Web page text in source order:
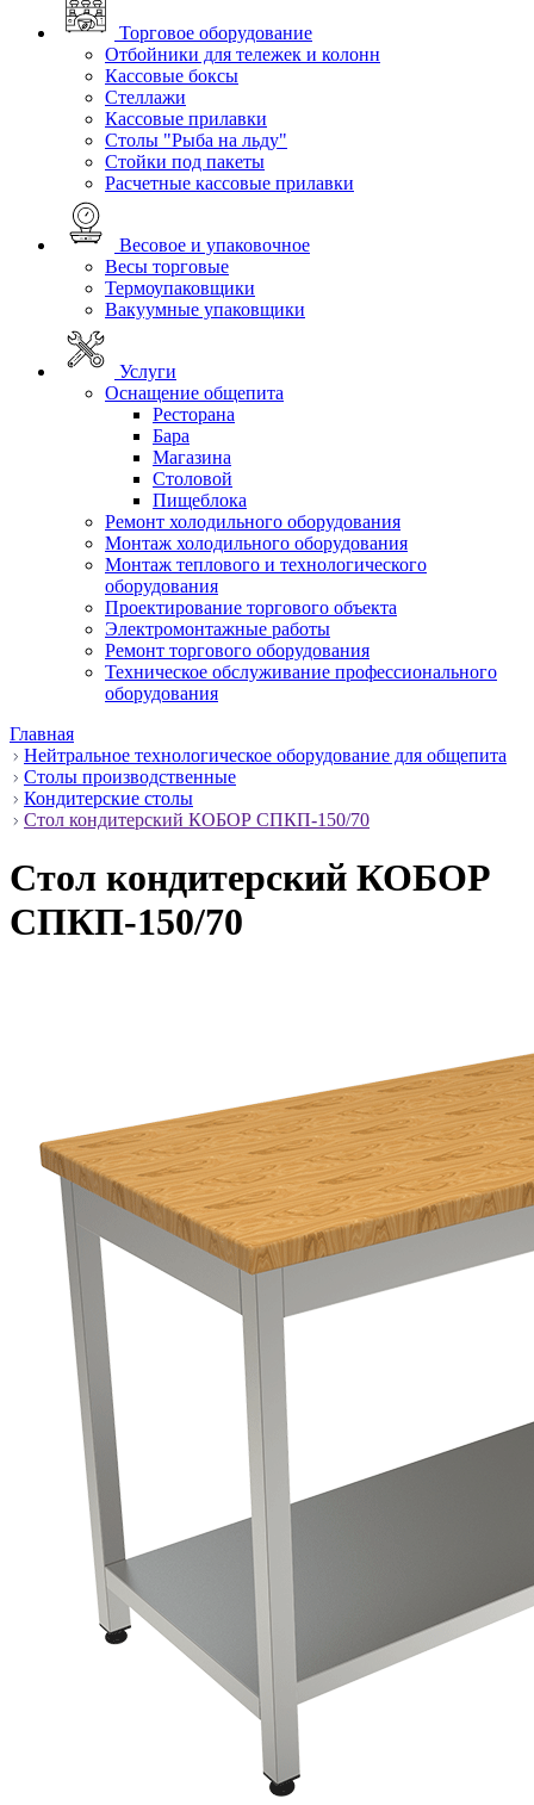
Торговое оборудование
Отбойники для тележек и колонн
Кассовые боксы
Стеллажи
Кассовые прилавки
Столы "Рыба на льду"
Стойки под пакеты
Расчетные кассовые прилавки
Весовое и упаковочное
Весы торговые
Термоупаковщики
Вакуумные упаковщики
Услуги
Оснащение общепита
Ресторана
Бара
Магазина
Столовой
Пищеблока
Ремонт холодильного оборудования
Монтаж холодильного оборудования
Монтаж теплового и технологического
оборудования
Проектирование торгового объекта
Электромонтажные работы
Ремонт торгового оборудования
Техническое обслуживание профессионального
оборудования
Главная
Нейтральное технологическое оборудование для общепита
Столы производственные
Кондитерские столы
Стол кондитерский КОБОР СПКП-150/70
Стол кондитерский КОБОР
СПКП-150/70